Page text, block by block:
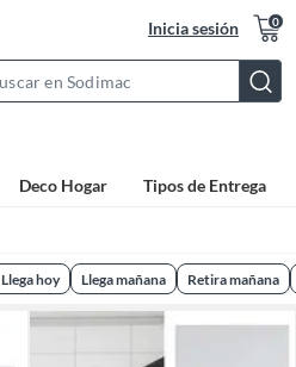
Inicia sesión 0
Bar
Deco Hogar Tipos de Entrega
Llega hoy Llega mañana Retira mañana